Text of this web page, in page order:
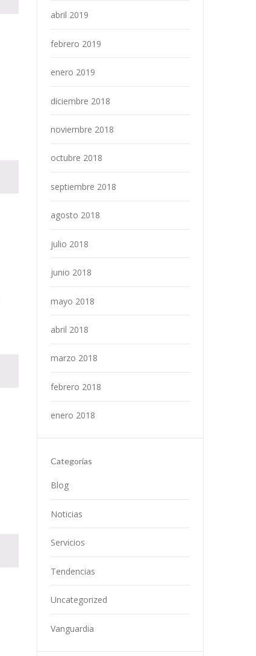
abril 2019
febrero 2019
enero 2019
diciembre 2018
noviembre 2018
octubre 2018
septiembre 2018
agosto 2018
julio 2018
junio 2018
mayo 2018
abril 2018
marzo 2018
febrero 2018
enero 2018
Categorías
Blog
Noticias
Servicios
Tendencias
Uncategorized
Vanguardia